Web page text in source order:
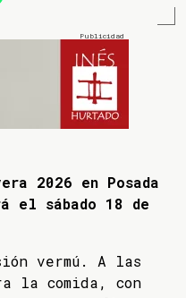
2026 en Posada
el sábado 18 de
vermú. A las
la comida, con